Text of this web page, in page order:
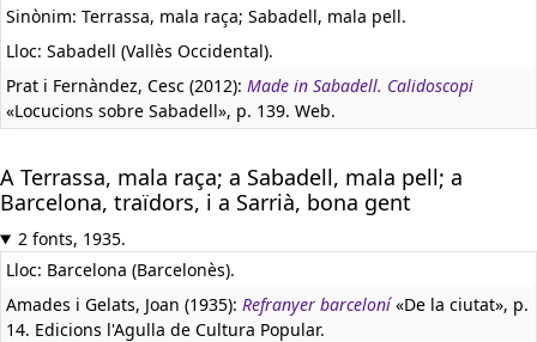
Sinònim: Terrassa, mala raça; Sabadell, mala pell.
Lloc: Sabadell (Vallès Occidental).
Prat i Fernàndez, Cesc (2012): Made in Sabadell. Calidoscopi
«Locucions sobre Sabadell», p. 139. Web.
A Terrassa, mala raça; a Sabadell, mala pell; a
Barcelona, traïdors, i a Sarrià, bona gent
2 fonts, 1935.
Lloc: Barcelona (Barcelonès).
Amades i Gelats, Joan (1935): Refranyer barceloní«De la ciutat», p.
14. Edicions l'Agulla de Cultura Popular.